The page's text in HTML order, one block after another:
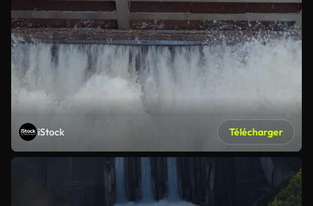
iStock Télécharger